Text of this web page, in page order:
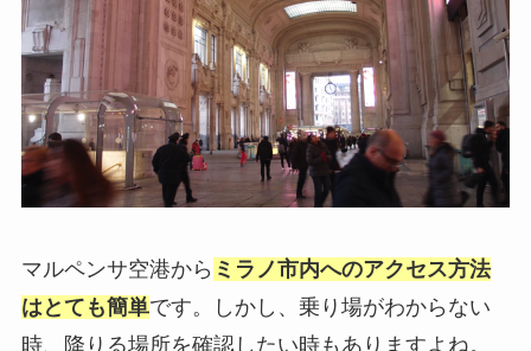
マルペンサ空港から ミラノ市内へのアクセス方法
はとても簡単です。しかし、乗り場がわからない
時、降りる場所を確認したい時もありますよね。